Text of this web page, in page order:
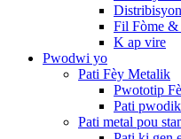
Fil Fòme &
K ap vire
Pwodwi yo
Pati Fèy Metalik
Pwototip
Pati
Pati metal pou